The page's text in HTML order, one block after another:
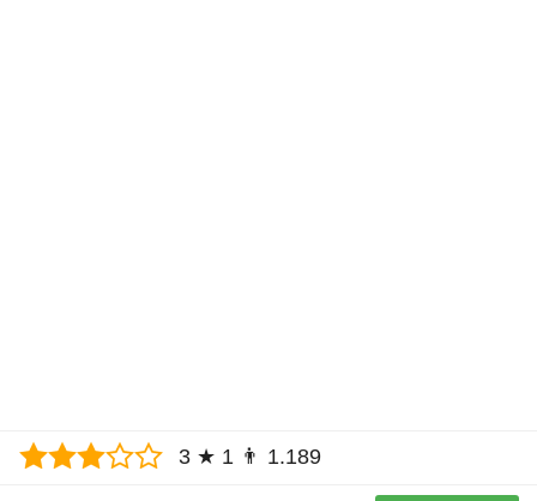
3 ★ 1 👨 1.189